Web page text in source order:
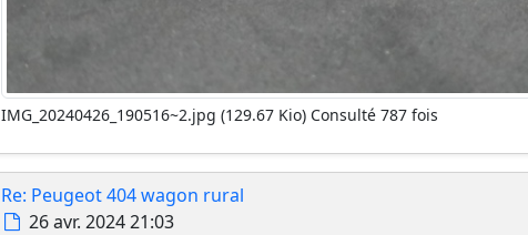
IMG_20240426_190516~2.jpg (129.67 Kio) Consulté 787 fois
Re: Peugeot 404 wagon rural
Message
26 avr. 2024 21:03